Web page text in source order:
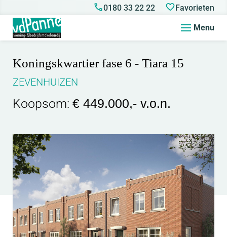
0180 33 22 22 Favorieten
Menu
Koningskwartier fase 6 - Tiara 15
ZEVENHUIZEN
Koopsom: € 449.000,- v.o.n.